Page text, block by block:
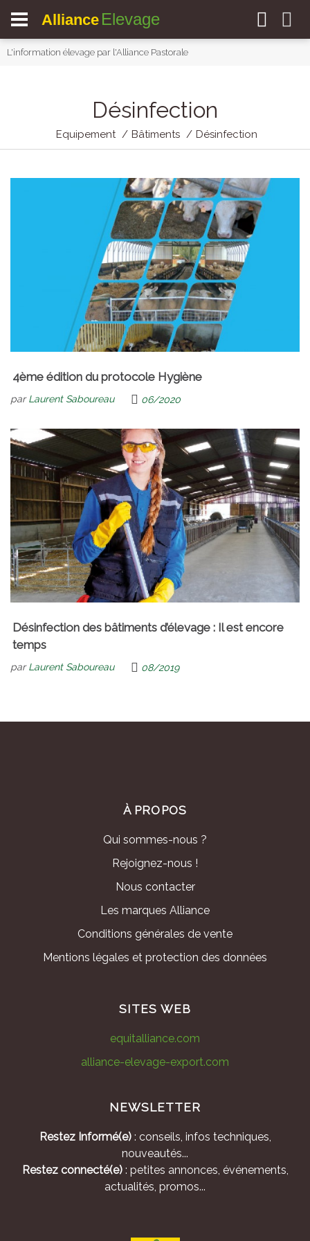
Alliance Elevage
L'information élevage par l'Alliance Pastorale
Désinfection
Equipement Bâtiments Désinfection
4ème édition du protocole Hygiène
parLaurent Saboureau 06/2020
Désinfection des bâtiments d’élevage : Il est encore
temps
parLaurent Saboureau 08/2019
À PROPOS
Qui sommes-nous ?
Rejoignez-nous !
Nous contacter
Les marques Alliance
Conditions générales de vente
Mentions légales et protection des données
SITES WEB
equitalliance.com
alliance-elevage-export.com
NEWSLETTER
Restez Informé(e): conseils, infos techniques,
nouveautés...
Restez connecté(e): petites annonces, événements,
actualités, promos...